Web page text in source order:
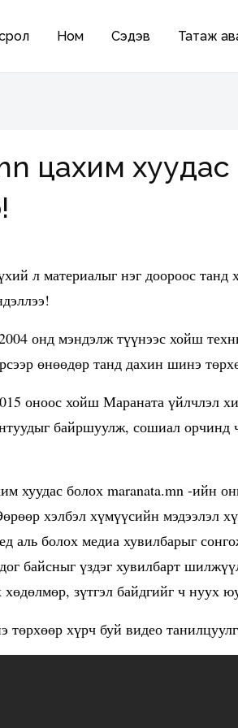
Ном Сэдэв Татаж
цахим
л материалыг нэг доороос танд
онд мэндэлж түүнээс хойш
өнөөдөр танд дахин шинэ
оноос хойш Мараната үйлчлэл
байршуулж, сошиал орчинд
хуудас болох maranata.mn -ийн
хэлбэл хүмүүсийн мэдээлэл
аль болох медиа хувилбарыг
байсныг үздэг хувилбарт
зүтгэл байдгийг ч нуух
төрхөөр хүрч буй видео